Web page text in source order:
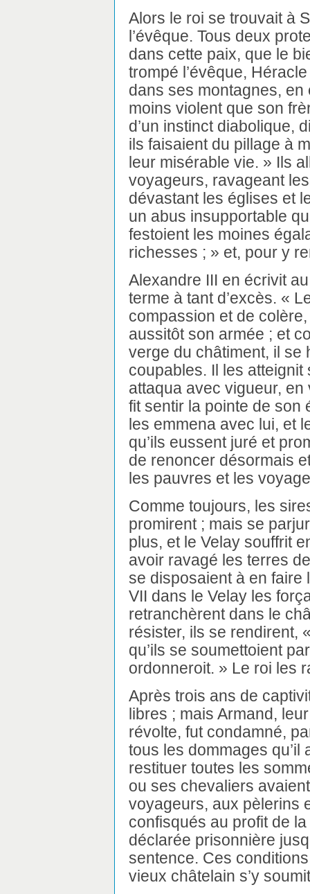
Alors le roi se trouvait à
l’évêque. Tous deux
dans cette paix, que le
trompé l’évêque,
dans ses montagnes,
moins violent que son
d’un instinct diabolique,
ils faisaient du pillage à
leur misérable vie. » Ils
voyageurs, ravageant
dévastant les églises et
un abus insupportable
festoient les moines
richesses ; » et, pour y
Alexandre III en écrivit
terme à tant d’excès. «
compassion et de
aussitôt son armée ; et
verge du châtiment, il se
coupables. Il les
attaqua avec vigueur, en
fit sentir la pointe de son
les emmena avec lui, et
qu’ils eussent juré et
de renoncer désormais
les pauvres et les
Comme toujours, les
promirent ; mais se
plus, et le Velay souffrit
avoir ravagé les terres
se disposaient à en faire
VII dans le Velay les
retranchèrent dans le
résister, ils se rendirent,
qu’ils se soumettoient
ordonneroit. » Le roi les
Après trois ans de
libres ; mais Armand,
révolte, fut condamné,
tous les dommages qu’il
restituer toutes les
ou ses chevaliers
voyageurs, aux pèlerins
confisqués au profit de
déclarée prisonnière
sentence. Ces
vieux châtelain s’y